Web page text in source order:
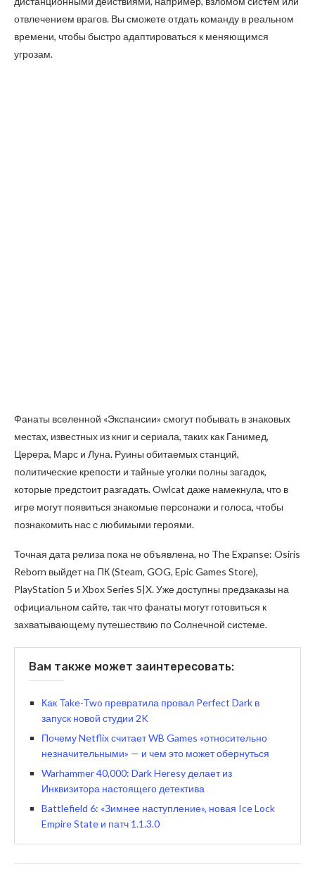
отвлечением врагов. Вы сможете отдать команду в реальном
времени, чтобы быстро адаптироваться к меняющимся
угрозам.
Фанаты вселенной «Экспансии» смогут побывать в знаковых
местах, известных из книг и сериала, таких как Ганимед,
Церера, Марс и Луна. Руины обитаемых станций,
политические крепости и тайные уголки полны загадок,
которые предстоит разгадать. Owlcat даже намекнула, что в
игре могут появиться знакомые персонажи и голоса, чтобы
познакомить нас с любимыми героями.
Точная дата релиза пока не объявлена, но The Expanse: Osiris
Reborn выйдет на ПК (Steam, GOG, Epic Games Store),
PlayStation 5 и Xbox Series S|X. Уже доступны предзаказы на
официальном сайте, так что фанаты могут готовиться к
захватывающему путешествию по Солнечной системе.
Вам также может заинтересовать:
Как Take-Two превратила провал Perfect Dark в
запуск новой студии 2K
Почему Netflix считает WB Games «относительно
незначительными» — и чем это может обернуться
Warhammer 40,000: Dark Heresy делает из
Инквизитора настоящего детектива
Battlefield 6: «Зимнее наступление», новая Ice Lock
Empire State и патч 1.1.3.0